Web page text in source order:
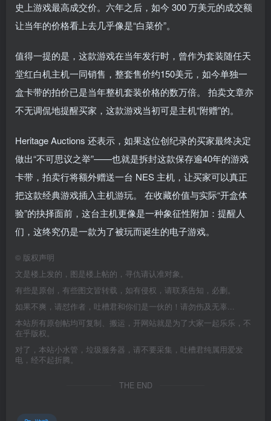
史上游戏最高成交价。六年之后，如今 300 万美元的成交额
让当年的价格看上去几乎像是“白菜价”。
值得一提的是，这款游戏在当年发行时，曾作为套装随任天
堂红白机主机一同销售，整套售价约150美元，如今单独一
盒卡带的拍价已是当年整机套装价格的数万倍。 拍卖文章亦
不无调侃地提醒买家，这款游戏当初可是主机“附赠”的。
Heritage Auctions 还表示，如果这位创纪录的买家最终决定
做出“不可思议之举”——也就是拆封这款保存逾40年的游戏
卡带，拍卖行将额外赠送一台 NES 主机，让买家可以真正
把这款经典游戏插入主机游玩。 在收藏价值与实际“开盒体
验”的抉择面前，这台主机更像是一种象征性附加：提醒人
们，这终究仍是一款为了被玩而诞生的电子游戏。
© 版权声明
文是楼上发的，图是楼上帖的，寻仇请认准对象。
有些是原创，有些图文皆转载，如有侵权，请联系告知，必删。
如果不爽，请怼作者，吐槽君和你们是一伙的！请勿伤及无辜...
本站所有原创帖均可复制、搬运，开网站就是为了大家一起乐乐，不
在乎版权。
对了，本站小水管，垃圾服务器，请不要采集，吐槽君纯属用爱发
电，经不起折腾。
THE END